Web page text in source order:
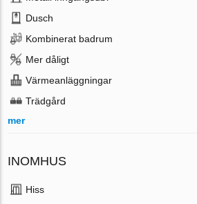
Dusch
Kombinerat badrum
Mer dåligt
Värmeanläggningar
Trädgård
mer
INOMHUS
Hiss